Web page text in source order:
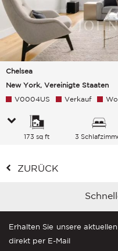
Chelsea
New York, Vereinigte Staaten
V0004US Verkauf
173 sq ft 3
ZURÜCK
Erhalten Sie unsere
direkt per E-Mail